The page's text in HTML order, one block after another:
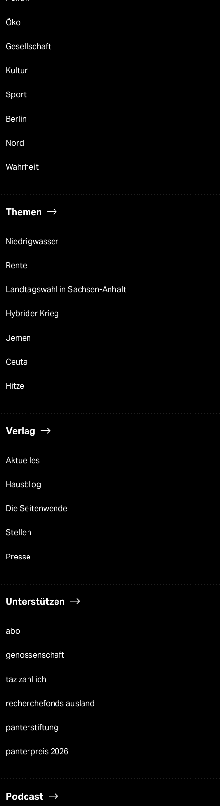
Öko
Gesellschaft
Kultur
Sport
Berlin
Nord
Wahrheit
Themen
Niedrigwasser
Rente
Landtagswahl in Sachsen-Anhalt
Hybrider Krieg
Jemen
Ceuta
Hitze
Verlag
Aktuelles
Hausblog
Die Seitenwende
Stellen
Presse
Unterstützen
abo
genossenschaft
taz zahl ich
recherchefonds ausland
panterstiftung
panterpreis 2026
Podcast